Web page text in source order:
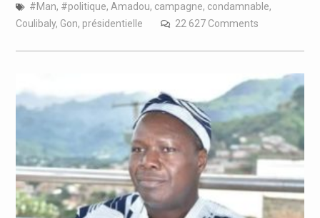
#Man, #politique, Amadou, campagne, condamnable,
Coulibaly, Gon, présidentielle 22 627 Comments